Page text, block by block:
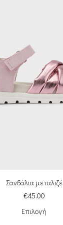
Σανδάλια μεταλιζέ
€45.00
Επιλογή